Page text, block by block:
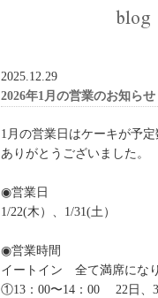
blog
2025.12.29
2026年1月の営業のお知らせ
1月の営業日はケーキが予
ありがとうございました。
◉営業日
1/22(木）、1/31(土）
◉営業時間
イートイン 全て満席にな
①13：00〜14：00 22日、